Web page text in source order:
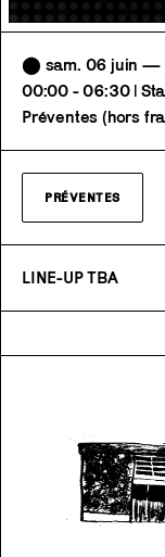
⬤ sam. 06 juin —
00:00 - 06:30 |
Préventes (hors
PRÉVENTES
LINE-UP TBA